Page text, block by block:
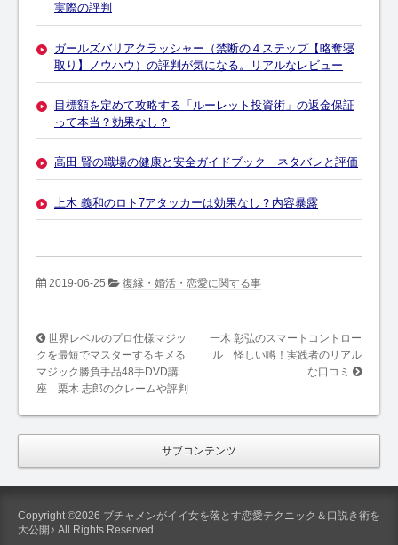
実際の評判
ガールズバリアクラッシャー（禁断の４ステップ【略奪寝
取り】ノウハウ）の評判が気になる。リアルなレビュー
目標額を定めて攻略する「ルーレット投資術」の返金保証
って本当？効果なし？
高田 賢の職場の健康と安全ガイドブック ネタバレと評価
上木 義和のロト7アタッカーは効果なし？内容暴露
2019-06-25 復縁・婚活・恋愛に関する事
世界レベルのプロ仕様マジッ
クを最短でマスターするキメる
マジック勝負手品48手DVD講
座 栗木 志郎のクレームや評判
一木 彰弘のスマートコントロー
ル 怪しい噂！実践者のリアル
な口コミ
サブコンテンツ
Copyright ©2026 ブチャメンがイイ女を落とす恋愛テクニック＆口説き術を
大公開♪ All Rights Reserved.